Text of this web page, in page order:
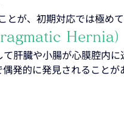
が、初期対応では極めて
Hernia）
肝臓や小腸が心膜腔内に
発的に発見されることが